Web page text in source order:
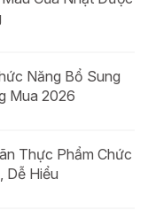
Năng Bổ Sung
Mua 2026
Thực Phẩm Chức
Dễ Hiểu